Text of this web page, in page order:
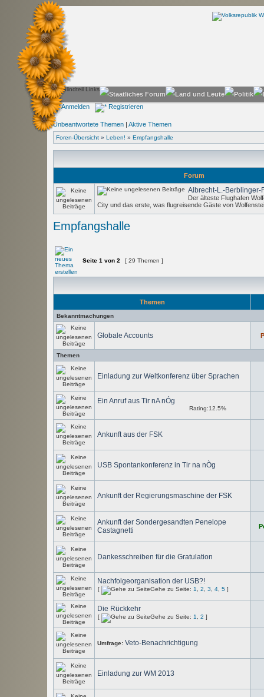
Anmelden Registrieren
Unbeantwortete Themen | Aktive Themen
Foren-Übersicht » Leben! » Empfangshalle
Forum
Albrecht-L.-Berblinger-
Der älteste Flughafen
City und das erste, was flugreisende Gäste von
Empfangshalle
Seite 1 von 2 [ 29 Themen ]
Themen
Bekanntmachungen
Globale Accounts
Themen
Einladung zur Weltkonferenz über Sprachen
Ein Anruf aus Tir nA nÓg
Rating:12.5%
Ankunft aus der FSK
USB Spontankonferenz in Tir na nÒg
Ankunft der Regierungsmaschine der FSK
Ankunft der Sondergesandten Penelope
Castagnetti
Dankesschreiben für die Gratulation
Nachfolgeorganisation der USB?!
[ Gehe zu Seite: 1 2 3 4 5 ]
Die Rückkehr
[ Gehe zu Seite: 1 2 ]
Umfrage: Veto-Benachrichtigung
Einladung zur WM 2013